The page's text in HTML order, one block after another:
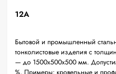
12A
Бытовой и промышленный
тонколистовые изделия с
— до 1500х500х500 мм.
%. Примеры: кровельные и